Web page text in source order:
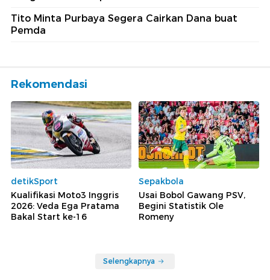
Tito Minta Purbaya Segera Cairkan Dana buat
Pemda
Rekomendasi
detikSport
Kualifikasi Moto3 Inggris
2026: Veda Ega Pratama
Bakal Start ke-16
Sepakbola
Usai Bobol Gawang PSV,
Begini Statistik Ole
Romeny
Selengkapnya